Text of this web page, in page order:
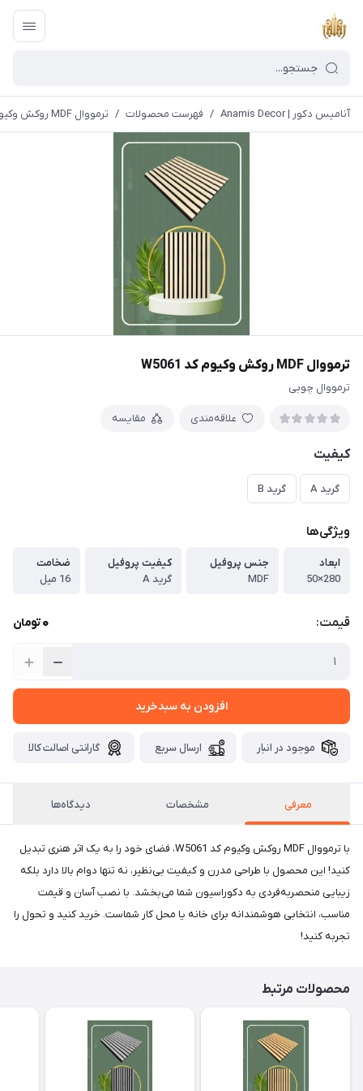
آنامیس دکور | Anamis Decor / فهرست محصولات / ترمووال MDF روکش وکیوم کد W5061
ترمووال MDF روکش وکیوم کد W5061
ترمووال چوبی
علاقه‌مندی مقایسه
کیفیت
گرید A گرید B
ویژگی‌ها
ابعاد
280×50
جنس پروفیل
MDF
کیفیت پروفیل
گرید A
ضخامت
16 میل
قیمت: 0تومان
افزودن به سبدخرید
موجود در انبار ارسال سریع گارانتی اصالت کالا
معرفی مشخصات دیدگاه‌ها
با ترمووال MDF روکش وکیوم کد W5061، فضای خود را به یک اثر هنری تبدیل
کنید! این محصول با طراحی مدرن و کیفیت بی‌نظیر، نه تنها دوام بالا دارد بلکه
زیبایی منحصربه‌فردی به دکوراسیون شما می‌بخشد. با نصب آسان و قیمت
مناسب، انتخابی هوشمندانه برای خانه یا محل کار شماست. خرید کنید و تحول را
تجربه کنید!
محصولات مرتبط